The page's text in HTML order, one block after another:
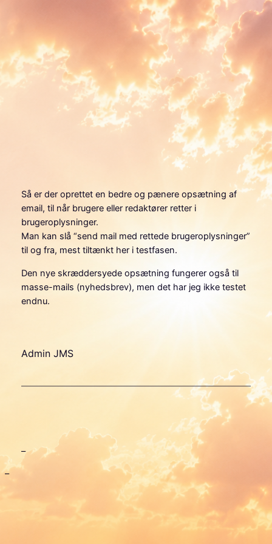
Vedr. mail fra
hjemmesiden
Så er der oprettet en bedre og pænere opsætning af
email, til når brugere eller redaktører retter i
brugeroplysninger.
Man kan slå “send mail med rettede brugeroplysninger”
til og fra, mest tiltænkt her i testfasen.
Den nye skræddersyede opsætning fungerer også til
masse-mails (nyhedsbrev), men det har jeg ikke testet
endnu.
Admin JMS
–
–